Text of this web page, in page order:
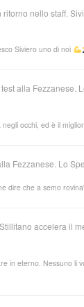
ritorno nello staff.
Siviero uno di noi
alla Fezzanese.
occhi, ed è il
Fezzanese. Lo
dire che a semo
Stillitano accelera il
in eterno. Nessuno li